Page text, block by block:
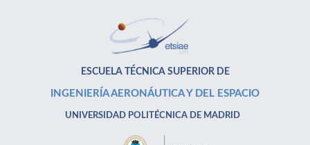
ESCUELA TÉCNICA SUPERIOR DE
INGENIERÍA AERONÁUTICA Y DEL ESPACIO
UNIVERSIDAD POLITÉCNICA DE MADRID